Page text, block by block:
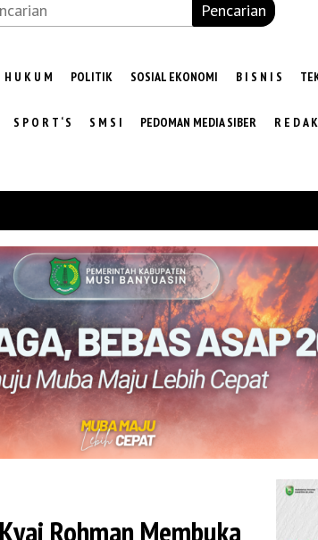
Pencarian
H U K U M POLITIK SOSIAL EKONOMI B I S N I S
S P O R T ‘ S S M S I PEDOMAN MEDIA SIBER R E D A
Rohman Membuka